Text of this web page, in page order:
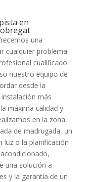
en
una
cualquier problema.
cualificado
nuestro equipo de
desde la
más
máxima calidad y
en la zona.
de madrugada, un
luz o la planificación
una solución a
y la garantía de un